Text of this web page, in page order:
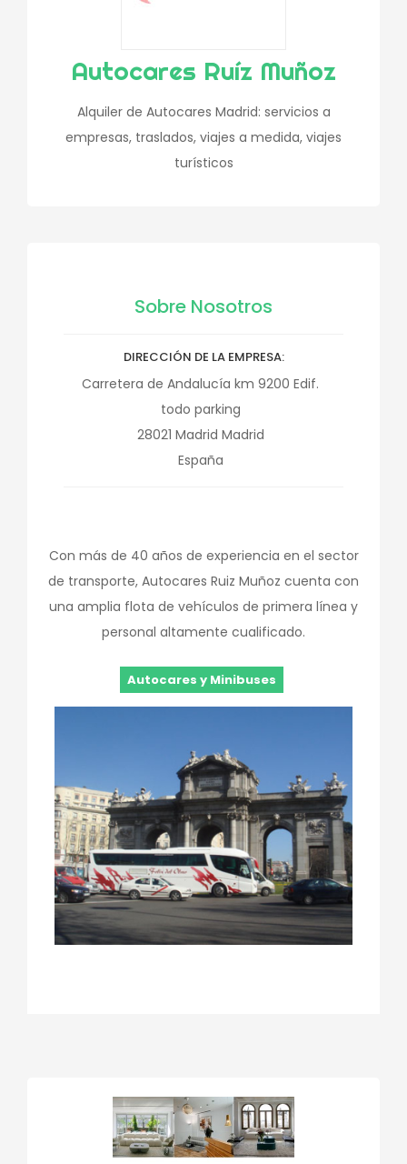
Autocares Ruíz Muñoz
Alquiler de Autocares Madrid: servicios a
empresas, traslados, viajes a medida, viajes
turísticos
Sobre Nosotros
DIRECCIÓN DE LA EMPRESA
Carretera de Andalucía km 9200 Edif.
todo parking
28021 Madrid Madrid
España
Con más de 40 años de experiencia en el sector
de transporte, Autocares Ruiz Muñoz cuenta con
una amplia flota de vehículos de primera línea y
personal altamente cualificado.
Autocares y Minibuses